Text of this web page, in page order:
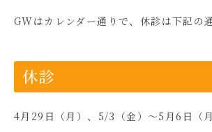
GWはカレンダー通りで、休診は下記の通
休診
4月29日（月）、5/3（金）〜5月6日（月